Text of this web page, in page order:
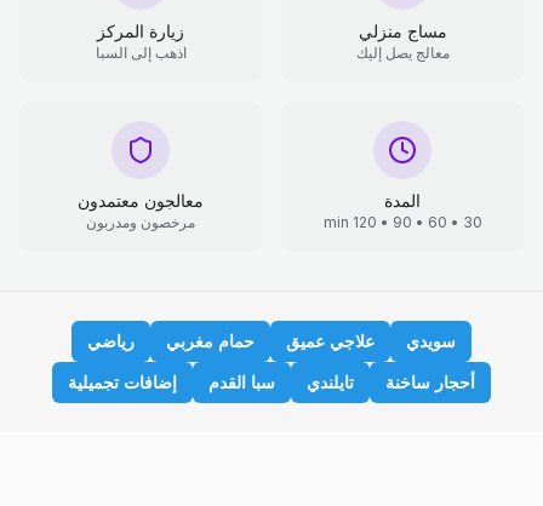
مساج منزلي
معالج يصل إليك
زيارة المركز
اذهب إلى السبا
المدة
30 • 60 • 90 • 120 min
معالجون معتمدون
مرخصون ومدربون
سويدي علاجي عميق حمام مغربي
رياضي
أحجار ساخنة
تايلندي سبا القدم إضافات تجميلية